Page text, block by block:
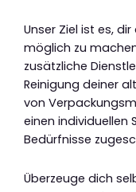
Unser Ziel ist es,
möglich zu
zusätzliche
Reinigung deiner
von
einen individuellen
Bedürfnisse
Überzeuge dich